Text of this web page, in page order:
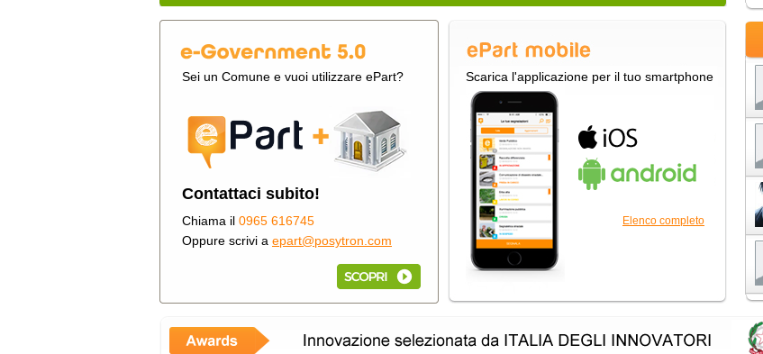
Sei un Comune e vuoi utilizzare ePart?
Contattaci subito!
Chiama il 0965 616745
Oppure scrivi a epart@posytron.com
Scarica l'applicazione per il tuo smartphone
Elenco completo